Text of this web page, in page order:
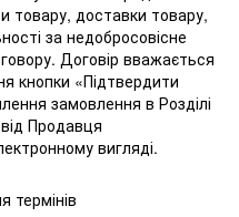
товару, доставки товару,
за недобросовісне
Договір вважається
кнопки «Підтвердити
замовлення в Розділі
Продавця
вигляді.
термінів